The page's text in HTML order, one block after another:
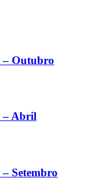
– Outubro
– Abril
Setembro